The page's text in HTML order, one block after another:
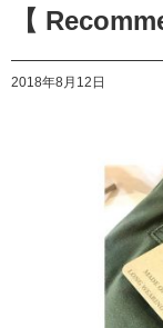
【
2018年8月12日